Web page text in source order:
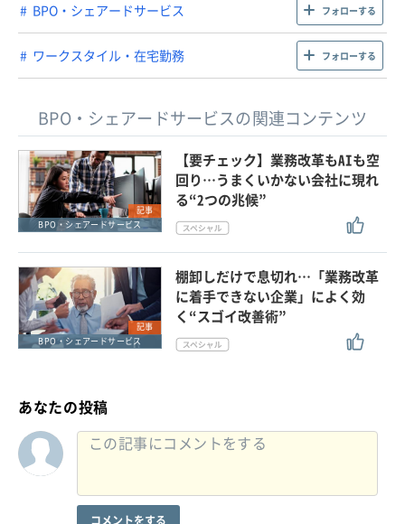
BPO・シェアードサービス フォローする
ワークスタイル・在宅勤務 フォローする
BPO・シェアードサービスの関連コンテンツ
記事
BPO・シェアードサービス
【要チェック】業務改革もAIも空
回り…うまくいかない会社に現れ
る“2つの兆候”
記事
BPO・シェアードサービス
棚卸しだけで息切れ…「業務改革
に着手できない企業」によく効
く“スゴイ改善術”
あなたの投稿
コメントをする